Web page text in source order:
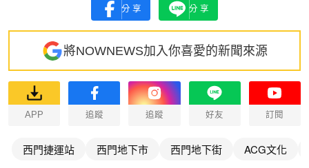
分享 分享
將NOWNEWS加入你喜愛的新聞來源
APP 追蹤 追蹤 好友 訂閱
西門捷運站 西門地下市 西門地下街 ACG文化